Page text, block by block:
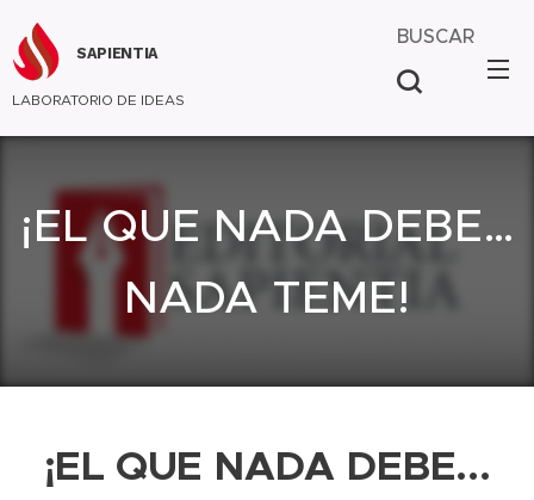
SAPIENTIA
LABORATORIO DE IDEAS
BUSCAR
¡EL QUE NADA DEBE…
NADA TEME!
¡EL QUE NADA DEBE...